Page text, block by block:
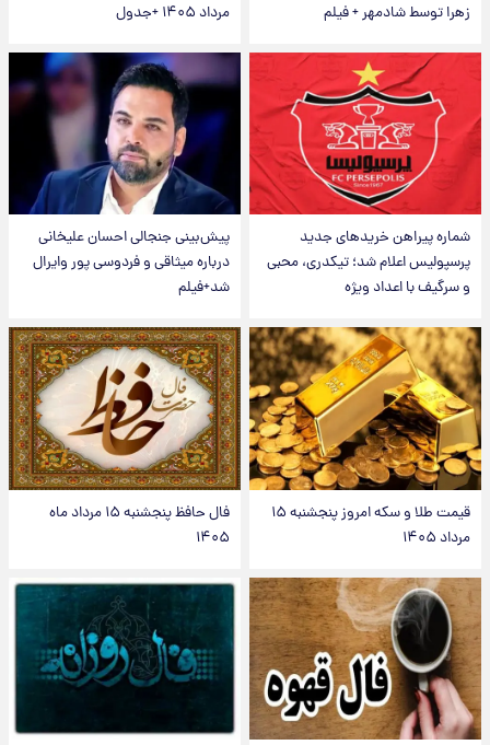
زهرا توسط شادمهر + فیلم
مرداد ۱۴۰۵ +جدول
شماره پیراهن خریدهای جدید
پرسپولیس اعلام شد؛ تیکدری، محبی
و سرگیف با اعداد ویژه
پیش‌بینی جنجالی احسان علیخانی
درباره میثاقی و فردوسی پور وایرال
شد+فیلم
قیمت طلا و سکه امروز پنجشنبه ۱۵
مرداد ۱۴۰۵
فال حافظ پنجشنبه ۱۵ مرداد ماه
۱۴۰۵